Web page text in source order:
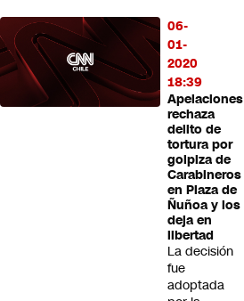
06-
01-
2020
18:39
Apelaciones
rechaza
delito de
tortura por
golpiza de
Carabineros
en Plaza de
Ñuñoa y los
deja en
libertad
La decisión
fue
adoptada